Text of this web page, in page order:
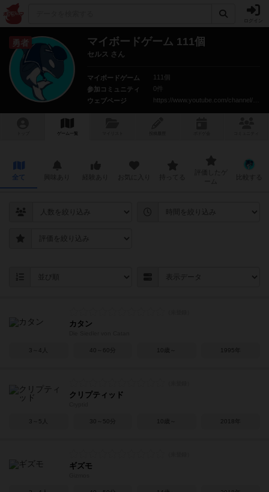
勇者 マイボードゲーム 111個
セルス さん
マイボードゲーム
111個
参加コミュニティ
0件
ウェブページ
ゲーム一覧
全て
カタン
3～4人 40～60分 10歳～ 1995年
クリプティッド
3～5人 30～50分 10歳～ 2018年
ギズモ